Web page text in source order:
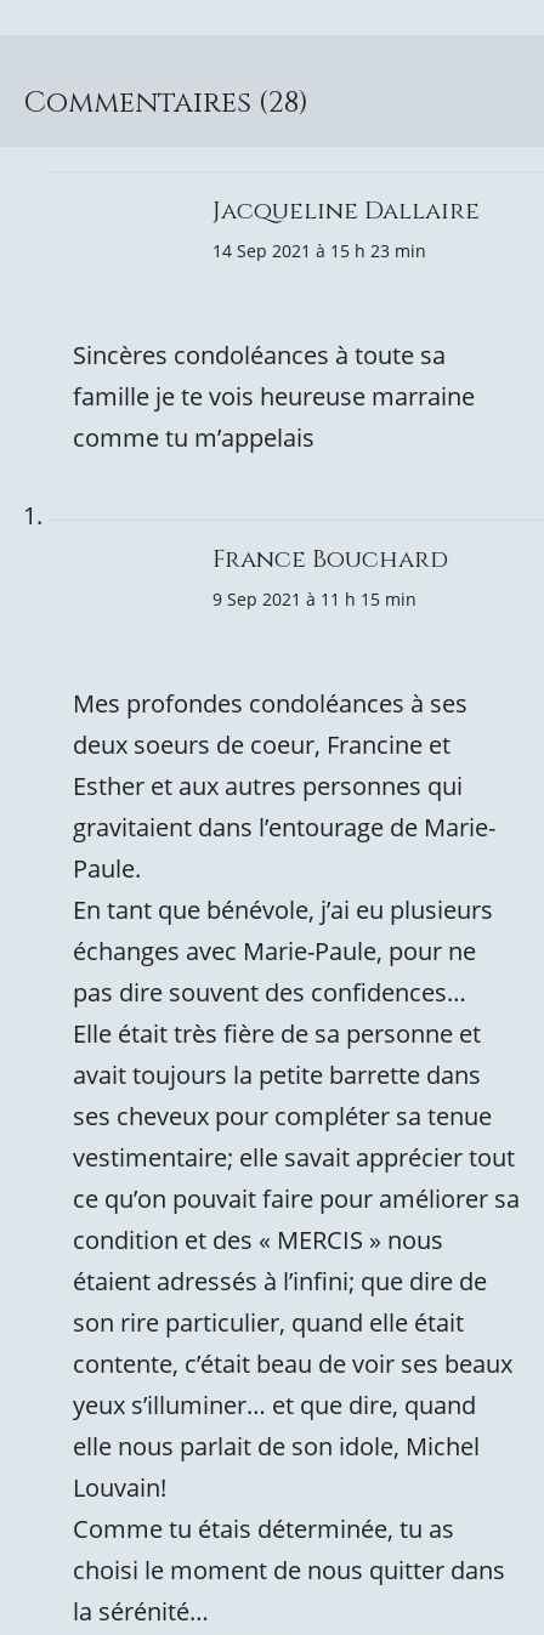
Commentaires (28)
Jacqueline Dallaire
14 Sep 2021 à 15 h 23 min
Sincères condoléances à toute sa
famille je te vois heureuse marraine
comme tu m’appelais
France Bouchard
9 Sep 2021 à 11 h 15 min
Mes profondes condoléances à ses
deux soeurs de coeur, Francine et
Esther et aux autres personnes qui
gravitaient dans l’entourage de Marie-
Paule.
En tant que bénévole, j’ai eu plusieurs
échanges avec Marie-Paule, pour ne
pas dire souvent des confidences…
Elle était très fière de sa personne et
avait toujours la petite barrette dans
ses cheveux pour compléter sa tenue
vestimentaire; elle savait apprécier tout
ce qu’on pouvait faire pour améliorer sa
condition et des « MERCIS » nous
étaient adressés à l’infini; que dire de
son rire particulier, quand elle était
contente, c’était beau de voir ses beaux
yeux s’illuminer… et que dire, quand
elle nous parlait de son idole, Michel
Louvain!
Comme tu étais déterminée, tu as
choisi le moment de nous quitter dans
la sérénité…